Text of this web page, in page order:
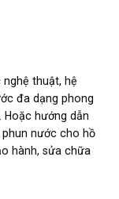
thuật, hệ
đa dạng phong
Hoặc hướng dẫn
nước cho hồ
hành, sửa chữa